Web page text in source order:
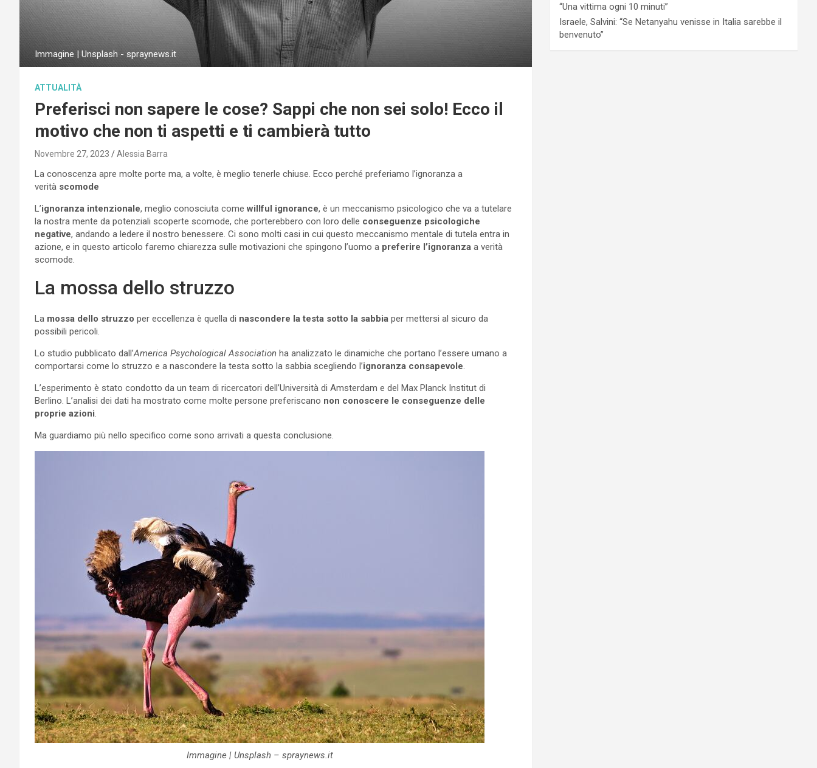
Immagine | Unsplash - spraynews.it
ATTUALITÀ
Preferisci non sapere le cose? Sappi che non sei solo! Ecco il
motivo che non ti aspetti e ti cambierà tutto
Novembre 27, 2023 Alessia Barra
La conoscenza apre molte porte ma, a volte, è meglio tenerle chiuse. Ecco perché preferiamo l’ignoranza a
verità scomode
L’ignoranza intenzionale, meglio conosciuta comewillful ignorance, è un meccanismo psicologico che va a tutelare
la nostra mente da potenziali scoperte scomode, che porterebbero con loro delle conseguenze psicologiche
negative, andando a ledere il nostro benessere. Ci sono molti casi in cui questo meccanismo mentale di tutela entra in
azione, e in questo articolo faremo chiarezza sulle motivazioni che spingono l’uomo a preferire l’ignoranza a verità
scomode.
La mossa dello struzzo
La mossa dello struzzo per eccellenza è quella di nascondere la testa sotto la sabbia per mettersi al sicuro da
possibili pericoli.
Lo studio pubblicato dall’America Psychological Association ha analizzato le dinamiche che portano l’essere umano a
comportarsi come lo struzzo e a nascondere la testa sotto la sabbia scegliendo l’ignoranza consapevole
L’esperimento è stato condotto da un team di ricercatori dell’Università di Amsterdam e del Max Planck Institut di
Berlino. L’analisi dei dati ha mostrato come molte persone preferiscano non conoscere le conseguenze delle
proprie azioni
Ma guardiamo più nello specifico come sono arrivati a questa conclusione.
Immagine | Unsplash – spraynews.it
“Una vittima ogni 10 minuti”
Israele, Salvini: “Se Netanyahu venisse in Italia sarebbe il
benvenuto”